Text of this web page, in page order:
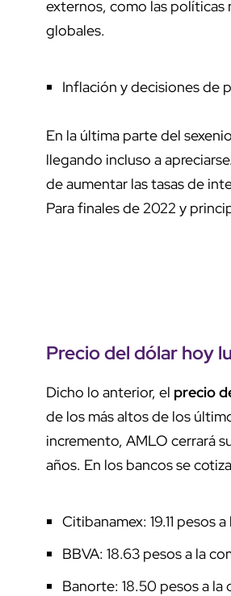
externos, como las políticas
globales.
Inflación y decisiones de
En la última parte del
llegando incluso a
de aumentar las tasas de
Para finales de 2022 y
Precio del dólar hoy
Dicho lo anterior, el precio
de los más altos de los
incremento, AMLO cerrará
años. En los bancos se
Citibanamex: 19.11 pesos
BBVA: 18.63 pesos a la
Banorte: 18.50 pesos a